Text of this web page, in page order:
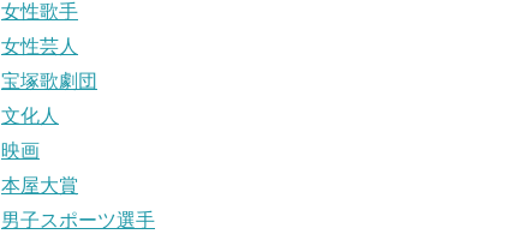
女性歌手
女性芸人
宝塚歌劇団
文化人
映画
本屋大賞
男子スポーツ選手